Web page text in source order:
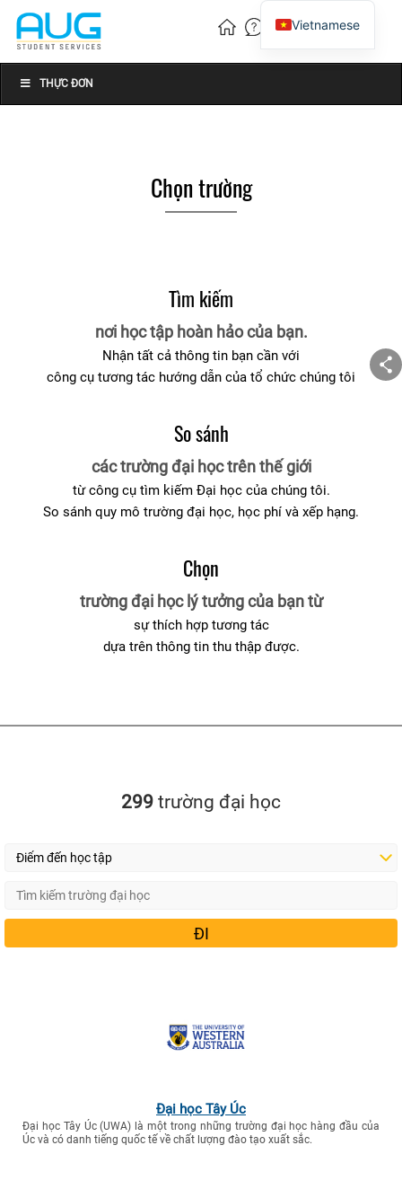
THỰC ĐƠN
Chọn trường
Tìm kiếm
nơi học tập hoàn hảo của bạn.
Nhận tất cả thông tin bạn cần với
công cụ tương tác hướng dẫn của tổ chức chúng tôi
So sánh
các trường đại học trên thế giới
từ công cụ tìm kiếm Đại học của chúng tôi.
So sánh quy mô trường đại học, học phí và xếp hạng.
Chọn
trường đại học lý tưởng của bạn từ
sự thích hợp tương tác
dựa trên thông tin thu thập được.
299 trường đại học
Đại học Tây Úc
Đại học Tây Úc (UWA) là một trong những trường đại học hàng đầu của
Úc và có danh tiếng quốc tế về chất lượng đào tạo xuất sắc.
Vietnamese